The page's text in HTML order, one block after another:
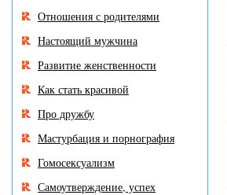
Отношения с родителями
Настоящий мужчина
Развитие женственности
Как стать красивой
Про дружбу
Мастурбация и порнография
Гомосексуализм
Самоутверждение, успех